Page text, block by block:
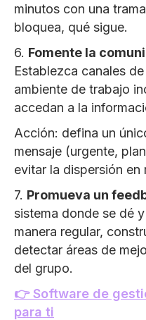
minutos con una
bloquea, qué sigue.
6. Fomente la
Establezca canales
ambiente de trabajo
accedan a la
Acción: defina un
mensaje (urgente,
evitar la dispersión en
7. Promueva un
sistema donde se dé
manera regular,
detectar áreas de
del grupo.
👉 Software de
para ti